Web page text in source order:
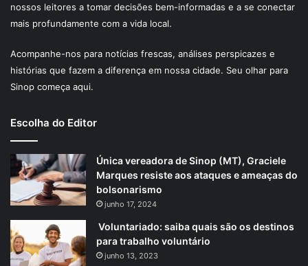
nossos leitores a tomar decisões bem-informadas e a se conectar
mais profundamente com a vida local.
Acompanhe-nos para notícias frescas, análises perspicazes e
histórias que fazem a diferença em nossa cidade. Seu olhar para
Sinop começa aqui.
Escolha do Editor
Única vereadora de Sinop (MT), Graciele
Marques resiste aos ataques e ameaças do
bolsonarismo
junho 17, 2024
Voluntariado: saiba quais são os destinos
para trabalho voluntário
junho 13, 2023